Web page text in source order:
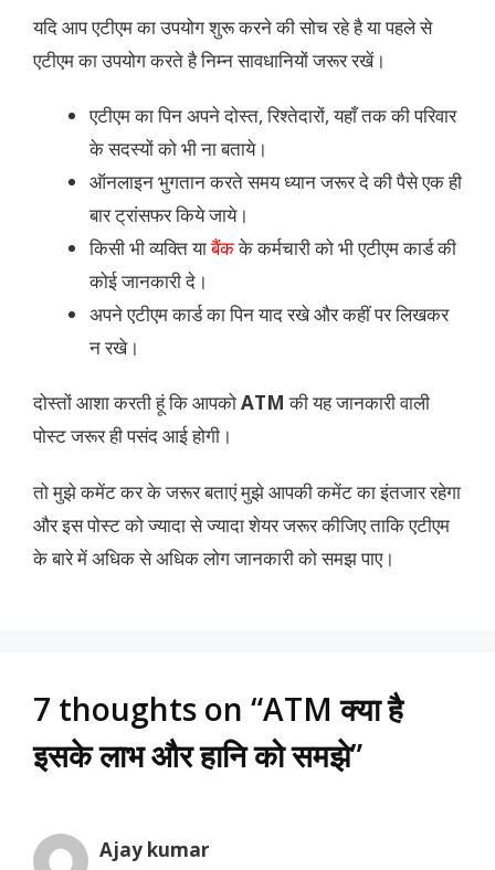
यदि आप एटीएम का उपयोग शुरू करने की सोच रहे है या पहले से
एटीएम का उपयोग करते है निम्न सावधानियों जरूर रखें।
एटीएम का पिन अपने दोस्त, रिश्तेदारों, यहाँ तक की परिवार
के सदस्यों को भी ना बताये।
ऑनलाइन भुगतान करते समय ध्यान जरूर दे की पैसे एक ही
बार ट्रांसफर किये जाये।
किसी भी व्यक्ति याबैंकके कर्मचारी को भी एटीएम कार्ड की
कोई जानकारी दे।
अपने एटीएम कार्ड का पिन याद रखे और कहीं पर लिखकर
न रखे।
दोस्तों आशा करती हूं कि आपकोATMकी यह जानकारी वाली
पोस्ट जरूर ही पसंद आई होगी।
तो मुझे कमेंट कर के जरूर बताएं मुझे आपकी कमेंट का इंतजार रहेगा
और इस पोस्ट को ज्यादा से ज्यादा शेयर जरूर कीजिए ताकि एटीएम
के बारे में अधिक से अधिक लोग जानकारी को समझ पाए।
7 thoughts on “ATM क्या है
इसके लाभ और हानि को समझे”
Ajay kumar